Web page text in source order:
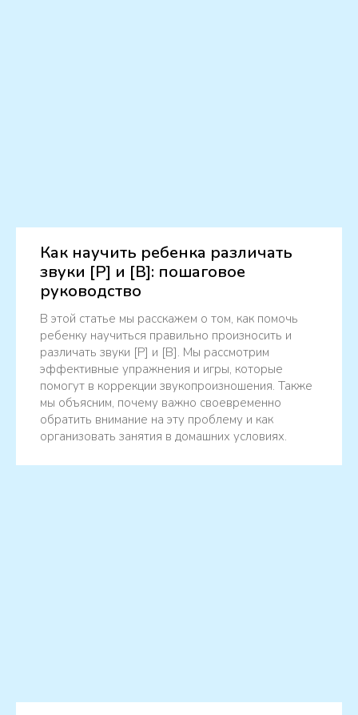
Как научить ребенка различать
звуки [Р] и [В]: пошаговое
руководство
В этой статье мы расскажем о том, как помочь
ребенку научиться правильно произносить и
различать звуки [Р] и [В]. Мы рассмотрим
эффективные упражнения и игры, которые
помогут в коррекции звукопроизношения. Также
мы объясним, почему важно своевременно
обратить внимание на эту проблему и как
организовать занятия в домашних условиях.